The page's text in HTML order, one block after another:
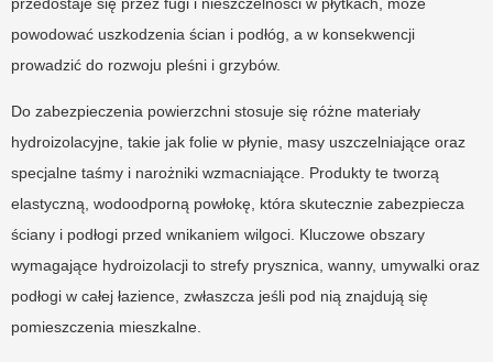
powodować uszkodzenia ścian i podłóg, a w konsekwencji
prowadzić do rozwoju pleśni i grzybów.
Do zabezpieczenia powierzchni stosuje się różne materiały
hydroizolacyjne, takie jak folie w płynie, masy uszczelniające oraz
specjalne taśmy i narożniki wzmacniające. Produkty te tworzą
elastyczną, wodoodporną powłokę, która skutecznie zabezpiecza
ściany i podłogi przed wnikaniem wilgoci. Kluczowe obszary
wymagające hydroizolacji to strefy prysznica, wanny, umywalki oraz
podłogi w całej łazience, zwłaszcza jeśli pod nią znajdują się
pomieszczenia mieszkalne.